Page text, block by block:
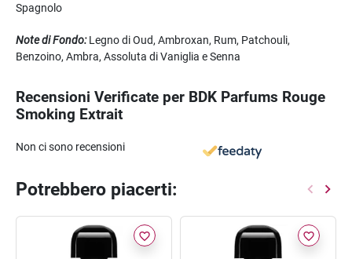
Spagnolo
Note di Fondo:Legno di Oud, Ambroxan, Rum, Patchouli,
Benzoino, Ambra, Assoluta di Vaniglia e Senna
Recensioni Verificate per BDK Parfums Rouge
Smoking Extrait
Non ci sono recensioni
Potrebbero piacerti:
favorite_border favorite_border